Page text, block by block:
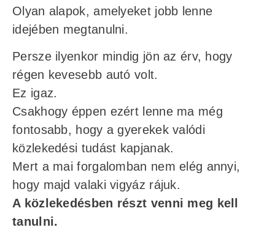
Olyan alapok, amelyeket jobb lenne
idejében megtanulni.
Persze ilyenkor mindig jön az érv, hogy
régen kevesebb autó volt.
Ez igaz.
Csakhogy éppen ezért lenne ma még
fontosabb, hogy a gyerekek valódi
közlekedési tudást kapjanak.
Mert a mai forgalomban nem elég annyi,
hogy majd valaki vigyáz rájuk.
A közlekedésben részt venni meg kell
tanulni.